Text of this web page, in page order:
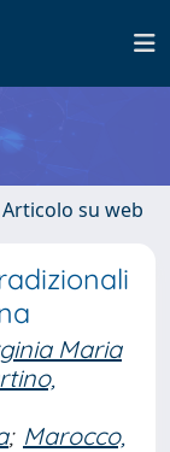
Articolo su web
Maria
; Marocco,